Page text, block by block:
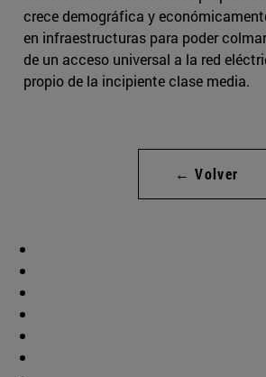
crece demográfica y
en infraestructuras para poder
de un acceso universal a la red
propio de la incipiente clase media.
← Volver